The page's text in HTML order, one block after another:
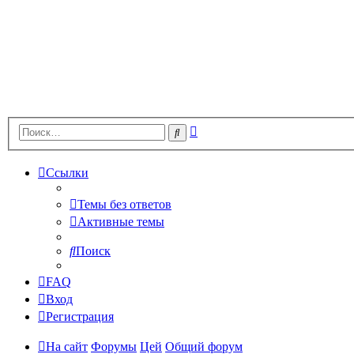
Поиск
Ссылки
Темы без ответов
Активные темы
Поиск
FAQ
Вход
Регистрация
На сайт Форумы Цей Общий форум